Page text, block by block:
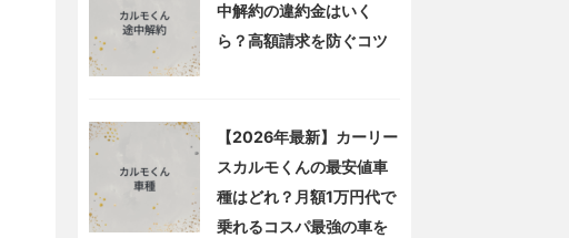
中解約の違約金はいく
ら？高額請求を防ぐコツ
【2026年最新】カーリー
スカルモくんの最安値車
種はどれ？月額1万円代で
乗れるコスパ最強の車を